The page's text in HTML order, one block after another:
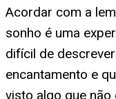
Acordar com a
sonho é uma
difícil de
encantamento e
visto algo que não